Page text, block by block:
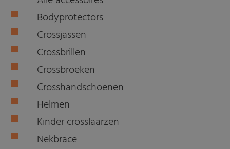
Bodyprotectors
Crossjassen
Crossbrillen
Crossbroeken
Crosshandschoenen
Helmen
Kinder crosslaarzen
Nekbrace